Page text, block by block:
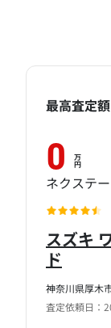
神奈川県厚木
査定依頼日：
スズキ
ド
最高査定額
0 万
円
ネクステ